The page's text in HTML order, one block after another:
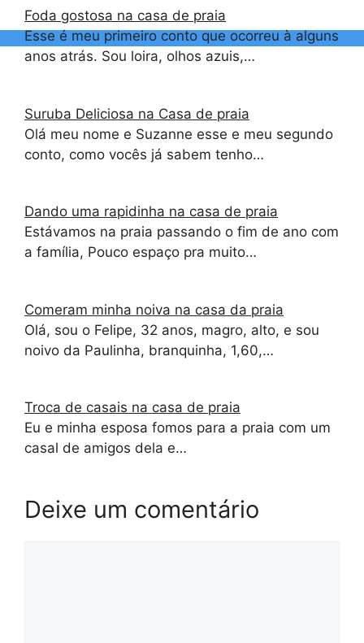
Foda gostosa na casa de praia
Esse é meu primeiro conto que ocorreu à alguns
anos atrás. Sou loira, olhos azuis,…
Suruba Deliciosa na Casa de praia
Olá meu nome e Suzanne esse e meu segundo
conto, como vocês já sabem tenho…
Dando uma rapidinha na casa de praia
Estávamos na praia passando o fim de ano com
a família, Pouco espaço pra muito…
Comeram minha noiva na casa da praia
Olá, sou o Felipe, 32 anos, magro, alto, e sou
noivo da Paulinha, branquinha, 1,60,…
Troca de casais na casa de praia
Eu e minha esposa fomos para a praia com um
casal de amigos dela e…
Deixe um comentário